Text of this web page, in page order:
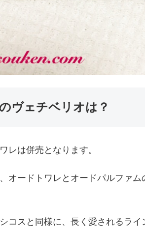
ヴェチベリオは？
レは併売となります。
オードトワレとオードパルファ
コスと同様に、長く愛されるラ